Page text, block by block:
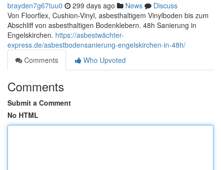
brayden7g67tuu0 299 days ago News
Discuss
Von Floorflex, Cushion-Vinyl, asbesthaltigem Vinylboden bis zum
Abschliff von asbesthaltigen Bodenklebern. 48h Sanierung in
Engelskirchen. https://asbestwächter-
express.de/asbestbodensanierung-engelskirchen-in-48h/
Comments
Who Upvoted
Comments
Submit a Comment
No HTML